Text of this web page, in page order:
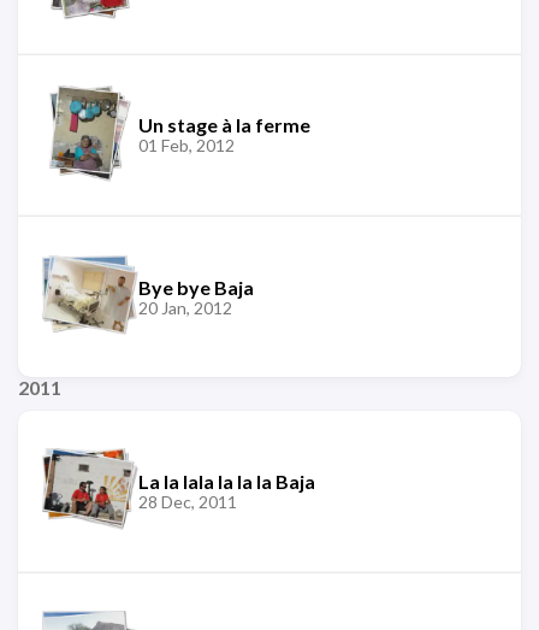
Un stage à la ferme
01 Feb, 2012
Bye bye Baja
20 Jan, 2012
2011
La la lala la la la Baja
28 Dec, 2011